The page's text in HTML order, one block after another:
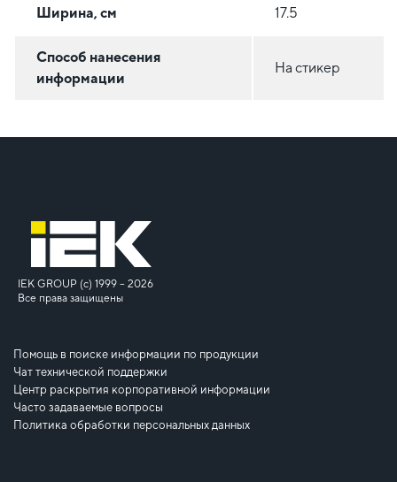
Ширина, см 17.5
Способ нанесения
информации
На стикер
IEK GROUP (c) 1999 – 2026
Все права защищены
Помощь в поиске информации по продукции
Чат технической поддержки
Центр раскрытия корпоративной информации
Часто задаваемые вопросы
Политика обработки персональных данных